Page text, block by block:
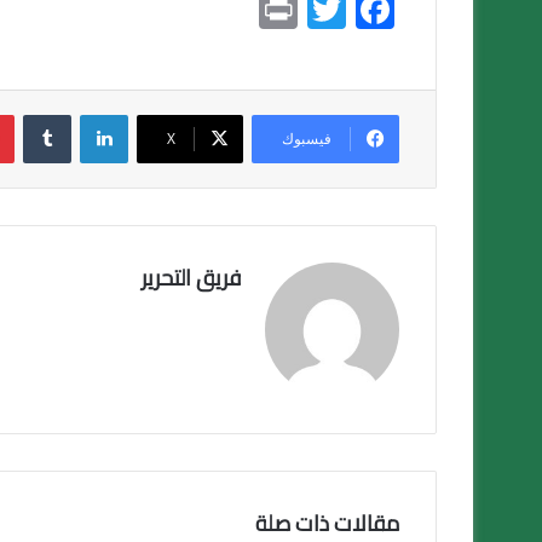
ac
e
b
o
ok
wi
tt
er
t
فيسبوك X
لينكدإن
فريق التحرير
مقالات ذات صلة